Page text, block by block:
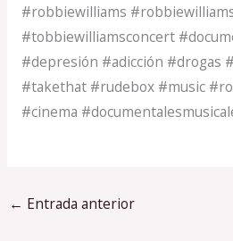
#robbiewilliams
#tobbiewilliamsconcert
#depresión #adicción #drogas
#takethat #rudebox #music
#cinema
← Entrada anterior